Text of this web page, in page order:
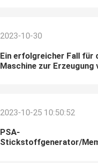
2023-10-30
Ein erfolgreicher Fall für
Maschine zur Erzeugung
2023-10-25 10:50:52
PSA-
Stickstoffgenerator/